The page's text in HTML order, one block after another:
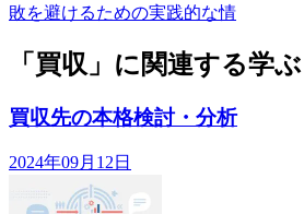
敗を避けるための実践的な情
「買収」に関連する学
買収先の本格検討・分析
2024年09月12日